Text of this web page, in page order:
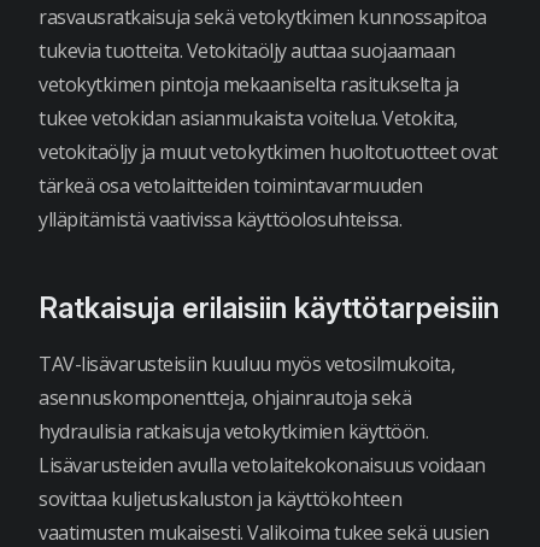
rasvausratkaisuja sekä vetokytkimen kunnossapitoa
tukevia tuotteita. Vetokitaöljy auttaa suojaamaan
vetokytkimen pintoja mekaaniselta rasitukselta ja
tukee vetokidan asianmukaista voitelua. Vetokita,
vetokitaöljy ja muut vetokytkimen huoltotuotteet ovat
tärkeä osa vetolaitteiden toimintavarmuuden
ylläpitämistä vaativissa käyttöolosuhteissa.
Ratkaisuja erilaisiin käyttötarpeisiin
TAV-lisävarusteisiin kuuluu myös vetosilmukoita,
asennuskomponentteja, ohjainrautoja sekä
hydraulisia ratkaisuja vetokytkimien käyttöön.
Lisävarusteiden avulla vetolaitekokonaisuus voidaan
sovittaa kuljetuskaluston ja käyttökohteen
vaatimusten mukaisesti. Valikoima tukee sekä uusien